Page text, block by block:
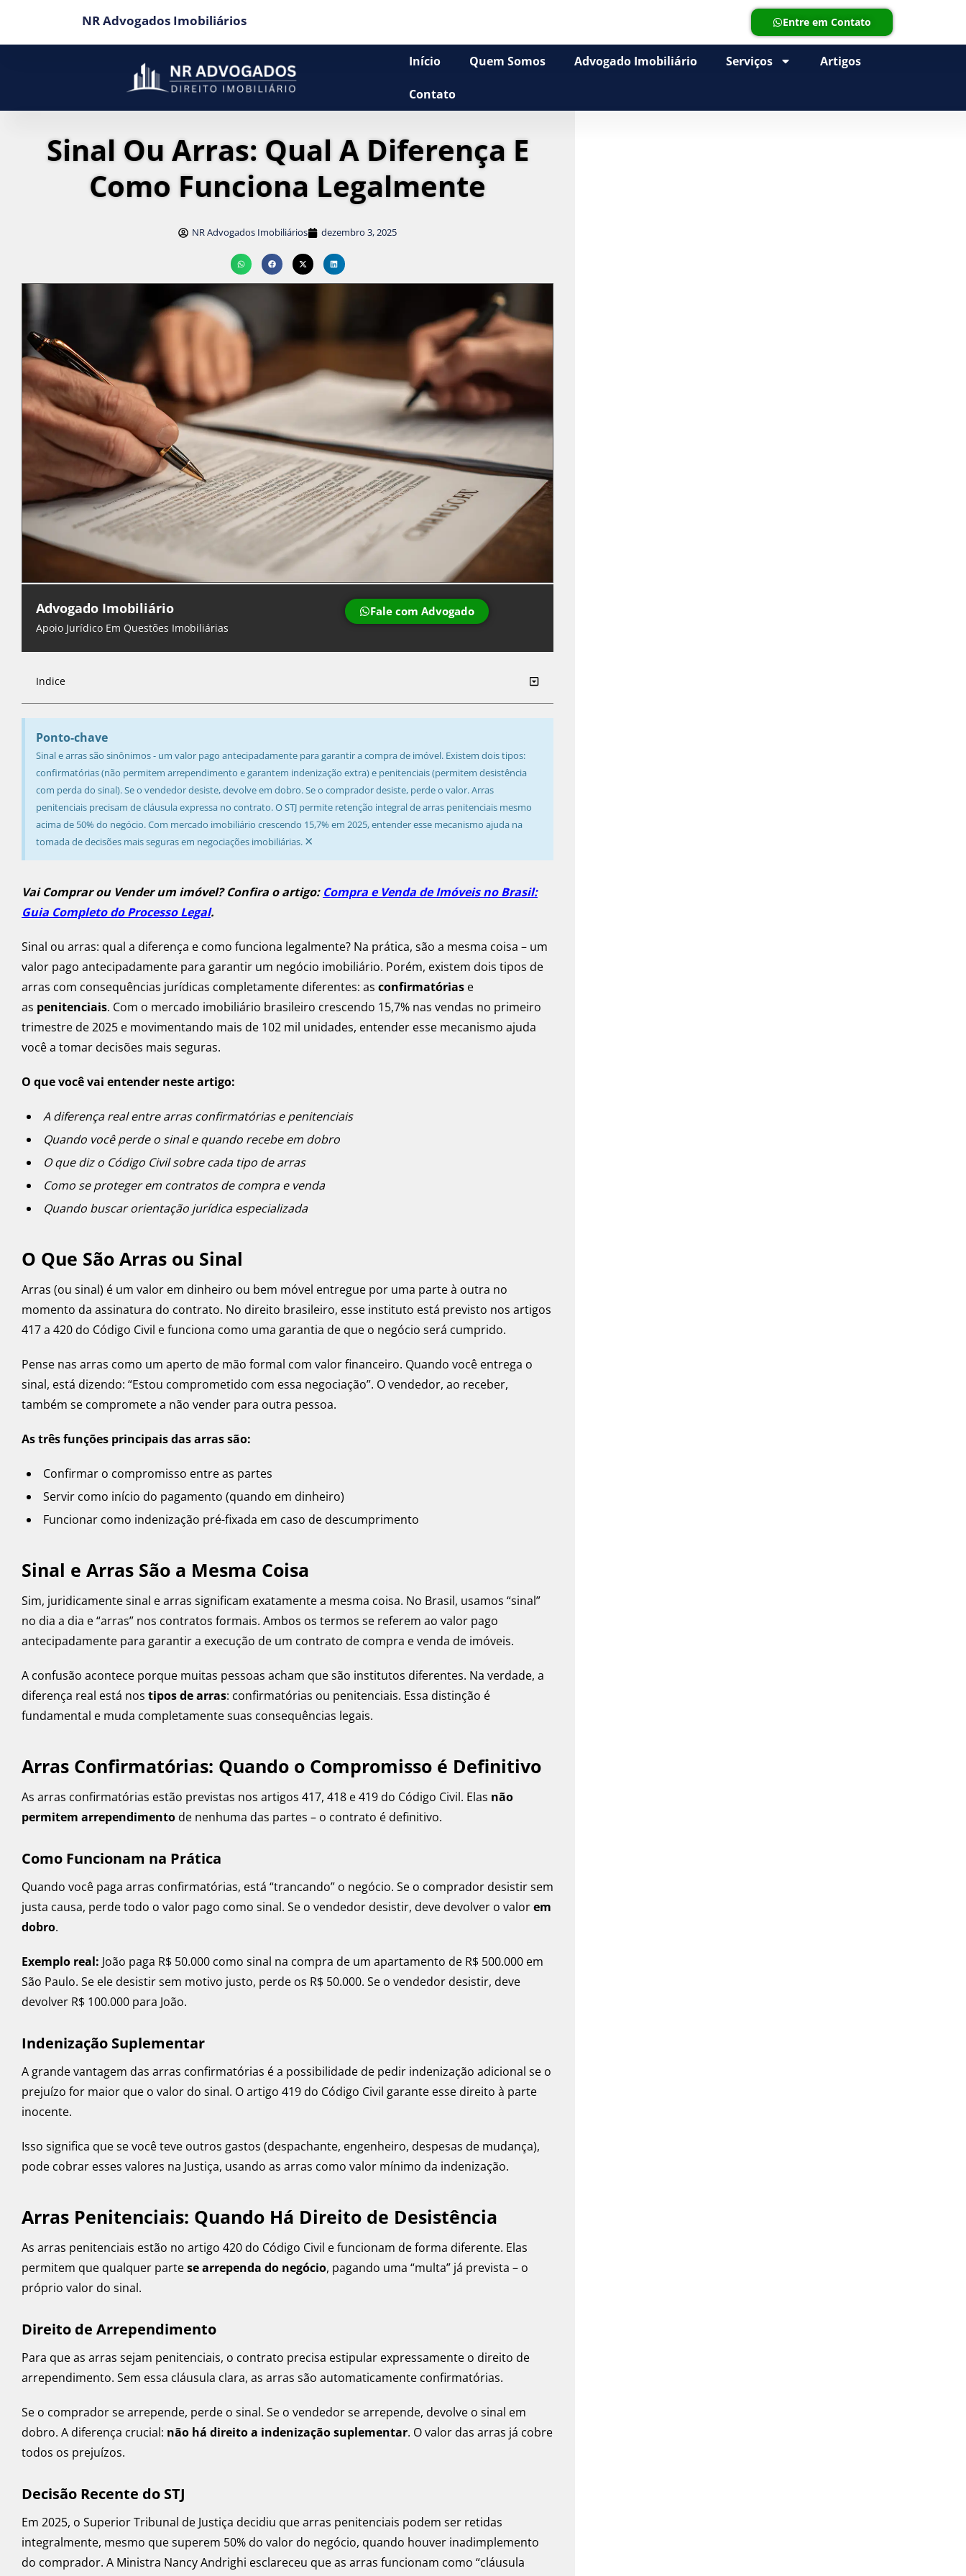
NR Advogados Imobiliários Entre em Contato
Início Quem Somos Advogado Imobiliário Serviços Artigos
Contato
Sinal Ou Arras: Qual A Diferença E
Como Funciona Legalmente
NR Advogados Imobiliários dezembro 3, 2025
Advogado Imobiliário
Apoio Jurídico Em Questões Imobiliárias
Fale com Advogado
Indice
Ponto-chave
Sinal e arras são sinônimos - um valor pago antecipadamente para garantir a compra de imóvel. Existem dois tipos:
confirmatórias (não permitem arrependimento e garantem indenização extra) e penitenciais (permitem desistência
com perda do sinal). Se o vendedor desiste, devolve em dobro. Se o comprador desiste, perde o valor. Arras
penitenciais precisam de cláusula expressa no contrato. O STJ permite retenção integral de arras penitenciais mesmo
acima de 50% do negócio. Com mercado imobiliário crescendo 15,7% em 2025, entender esse mecanismo ajuda na
tomada de decisões mais seguras em negociações imobiliárias. ×
Vai Comprar ou Vender um imóvel? Confira o artigo: Compra e Venda de Imóveis no Brasil:
Guia Completo do Processo Legal.
Sinal ou arras: qual a diferença e como funciona legalmente? Na prática, são a mesma coisa – um
valor pago antecipadamente para garantir um negócio imobiliário. Porém, existem dois tipos de
arras com consequências jurídicas completamente diferentes: as confirmatórias e
as penitenciais. Com o mercado imobiliário brasileiro crescendo 15,7% nas vendas no primeiro
trimestre de 2025 e movimentando mais de 102 mil unidades, entender esse mecanismo ajuda
você a tomar decisões mais seguras.
O que você vai entender neste artigo:
A diferença real entre arras confirmatórias e penitenciais
Quando você perde o sinal e quando recebe em dobro
O que diz o Código Civil sobre cada tipo de arras
Como se proteger em contratos de compra e venda
Quando buscar orientação jurídica especializada
O Que São Arras ou Sinal
Arras (ou sinal) é um valor em dinheiro ou bem móvel entregue por uma parte à outra no
momento da assinatura do contrato. No direito brasileiro, esse instituto está previsto nos artigos
417 a 420 do Código Civil e funciona como uma garantia de que o negócio será cumprido.
Pense nas arras como um aperto de mão formal com valor financeiro. Quando você entrega o
sinal, está dizendo: “Estou comprometido com essa negociação”. O vendedor, ao receber,
também se compromete a não vender para outra pessoa.
As três funções principais das arras são:
Confirmar o compromisso entre as partes
Servir como início do pagamento (quando em dinheiro)
Funcionar como indenização pré-fixada em caso de descumprimento
Sinal e Arras São a Mesma Coisa
Sim, juridicamente sinal e arras significam exatamente a mesma coisa. No Brasil, usamos “sinal”
no dia a dia e “arras” nos contratos formais. Ambos os termos se referem ao valor pago
antecipadamente para garantir a execução de um contrato de compra e venda de imóveis.
A confusão acontece porque muitas pessoas acham que são institutos diferentes. Na verdade, a
diferença real está nos tipos de arras: confirmatórias ou penitenciais. Essa distinção é
fundamental e muda completamente suas consequências legais.
Arras Confirmatórias: Quando o Compromisso é Definitivo
As arras confirmatórias estão previstas nos artigos 417, 418 e 419 do Código Civil. Elas não
permitem arrependimento de nenhuma das partes – o contrato é definitivo.
Como Funcionam na Prática
Quando você paga arras confirmatórias, está “trancando” o negócio. Se o comprador desistir sem
justa causa, perde todo o valor pago como sinal. Se o vendedor desistir, deve devolver o valorem
dobro.
Exemplo real: João paga R$ 50.000 como sinal na compra de um apartamento de R$ 500.000 em
São Paulo. Se ele desistir sem motivo justo, perde os R$ 50.000. Se o vendedor desistir, deve
devolver R$ 100.000 para João.
Indenização Suplementar
A grande vantagem das arras confirmatórias é a possibilidade de pedir indenização adicional se o
prejuízo for maior que o valor do sinal. O artigo 419 do Código Civil garante esse direito à parte
inocente.
Isso significa que se você teve outros gastos (despachante, engenheiro, despesas de mudança),
pode cobrar esses valores na Justiça, usando as arras como valor mínimo da indenização.
Arras Penitenciais: Quando Há Direito de Desistência
As arras penitenciais estão no artigo 420 do Código Civil e funcionam de forma diferente. Elas
permitem que qualquer partese arrependa do negócio, pagando uma “multa” já prevista – o
próprio valor do sinal.
Direito de Arrependimento
Para que as arras sejam penitenciais, o contrato precisa estipular expressamente o direito de
arrependimento. Sem essa cláusula clara, as arras são automaticamente confirmatórias.
Se o comprador se arrepende, perde o sinal. Se o vendedor se arrepende, devolve o sinal em
dobro. A diferença crucial: não há direito a indenização suplementar. O valor das arras já cobre
todos os prejuízos.
Decisão Recente do STJ
Em 2025, o Superior Tribunal de Justiça decidiu que arras penitenciais podem ser retidas
integralmente, mesmo que superem 50% do valor do negócio, quando houver inadimplemento
do comprador. A Ministra Nancy Andrighi esclareceu que as arras funcionam como “cláusula